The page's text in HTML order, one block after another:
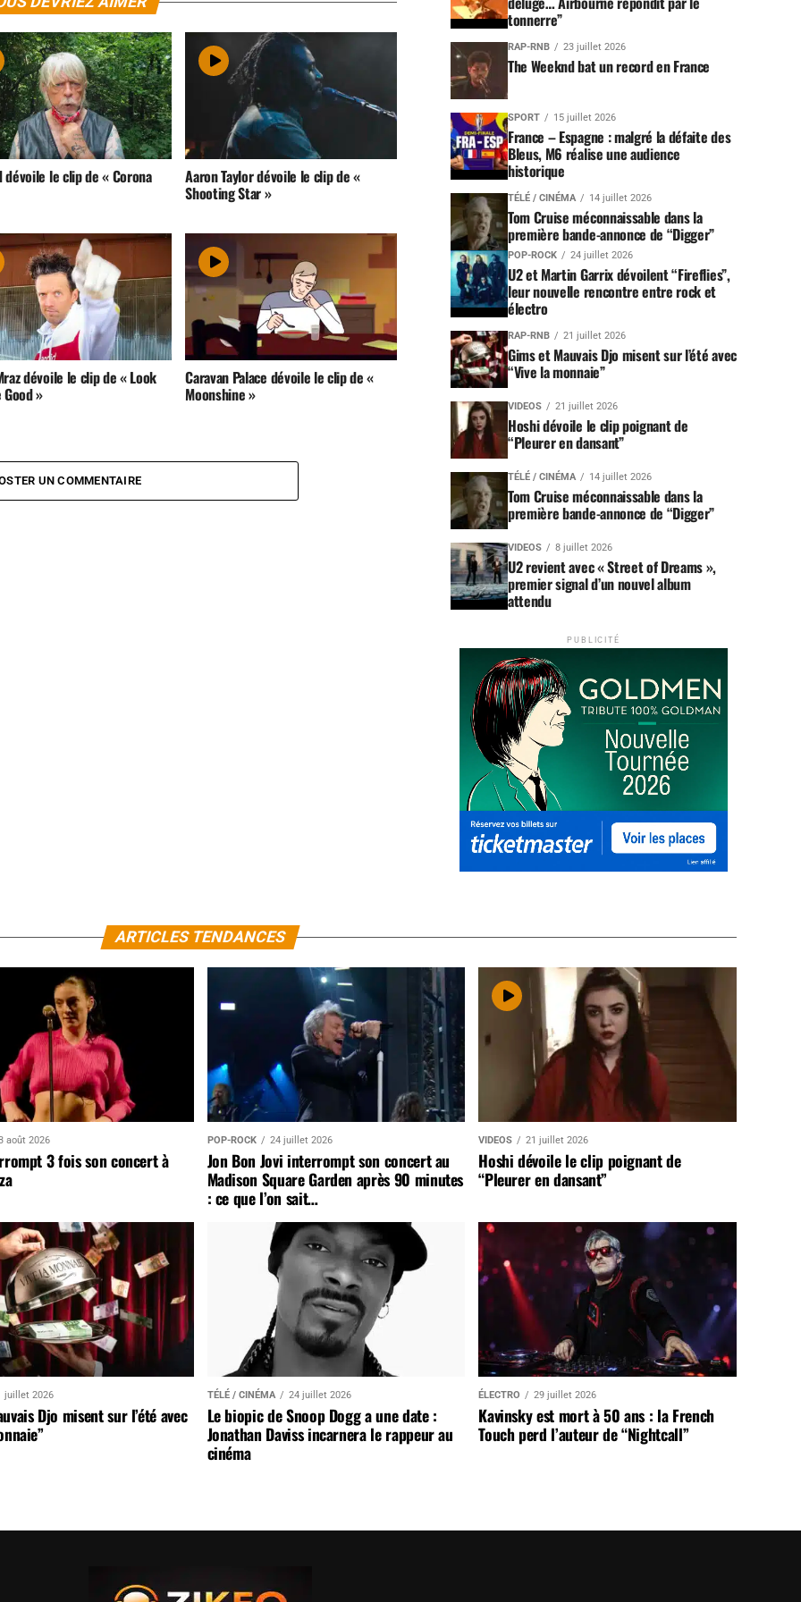
dévoile le clip de « Corona Aaron Taylor dévoile le clip de «
Shooting Star »
dévoile le clip de « Look
Good »
Caravan Palace dévoile le clip de «
Moonshine »
UN COMMENTAIRE
tonnerre”
RAP-RNB 23 juillet 2026
The Weeknd bat un record en France
SPORT 15 juillet 2026
France – Espagne : malgré la défaite des
Bleus, M6 réalise une audience
historique
TÉLÉ / CINÉMA 14 juillet 2026
Tom Cruise méconnaissable dans la
première bande-annonce de “Digger”
POP-ROCK 24 juillet 2026
U2 et Martin Garrix dévoilent “Fireflies”,
leur nouvelle rencontre entre rock et
électro
RAP-RNB 21 juillet 2026
Gims et Mauvais Djo misent sur l’été avec
“Vive la monnaie”
VIDEOS 21 juillet 2026
Hoshi dévoile le clip poignant de
“Pleurer en dansant”
TÉLÉ / CINÉMA 14 juillet 2026
Tom Cruise méconnaissable dans la
première bande-annonce de “Digger”
VIDEOS 8 juillet 2026
U2 revient avec « Street of Dreams »,
premier signal d’un nouvel album
attendu
PUBLICITÉ
ARTICLES TENDANCES
août 2026
3 fois son concert à
POP-ROCK 24 juillet 2026
Jon Bon Jovi interrompt son concert au
Madison Square Garden après 90 minutes
: ce que l’on sait…
VIDEOS 21 juillet 2026
Hoshi dévoile le clip poignant de
“Pleurer en dansant”
juillet 2026
Djo misent sur l’été avec
TÉLÉ / CINÉMA 24 juillet 2026
Le biopic de Snoop Dogg a une date :
Jonathan Daviss incarnera le rappeur au
cinéma
ÉLECTRO 29 juillet 2026
Kavinsky est mort à 50 ans : la French
Touch perd l’auteur de “Nightcall”